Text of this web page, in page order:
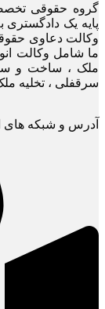
گروه حقوقی
پایه یک
وکالت دعاوی
ما شامل وکالت
ملک ، ساخت و
سرقفلی ، تخلیه
آدرس و شبکه های